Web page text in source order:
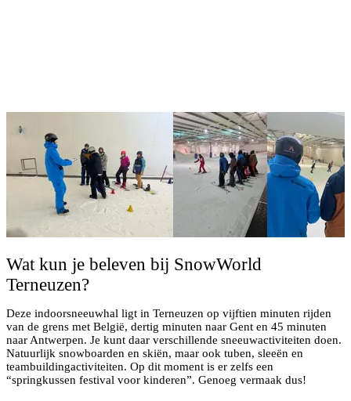
Wat kun je beleven bij SnowWorld
Terneuzen?
Deze indoorsneeuwhal ligt in Terneuzen op vijftien minuten rijden
van de grens met België, dertig minuten naar Gent en 45 minuten
naar Antwerpen. Je kunt daar verschillende sneeuwactiviteiten doen.
Natuurlijk snowboarden en skiën, maar ook tuben, sleeën en
teambuildingactiviteiten. Op dit moment is er zelfs een
“springkussen festival voor kinderen”. Genoeg vermaak dus!